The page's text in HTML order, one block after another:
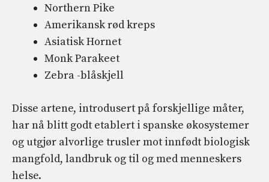
Northern Pike
Amerikansk rød kreps
Asiatisk Hornet
Monk Parakeet
Zebra -blåskjell
Disse artene, introdusert på forskjellige måter,
har nå blitt godt etablert i spanske økosystemer
og utgjør alvorlige trusler mot innfødt biologisk
mangfold, landbruk og til og med menneskers
helse.